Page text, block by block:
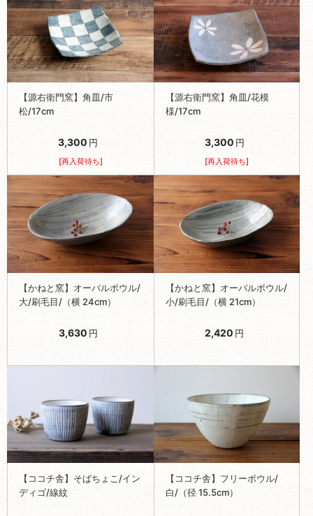
【源右衛門窯】角皿/市
松/17cm
3,300 円
[再入荷待ち]
【源右衛門窯】角皿/花模
様/17cm
3,300 円
[再入荷待ち]
【かねと窯】オーバルボウル/
大/刷毛目/（横 24cm）
3,630 円
【かねと窯】オーバルボウル/
小/刷毛目/（横 21cm）
2,420 円
【ココチ舎】そばちょこ/イン
ディゴ/線紋
【ココチ舎】フリーボウル/
白/（径 15.5cm）